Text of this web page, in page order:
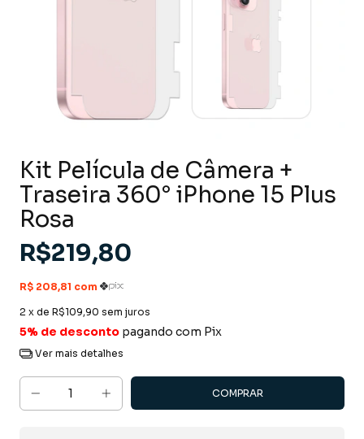
Kit Película de Câmera +
Traseira 360° iPhone 15 Plus
Rosa
R$219,80
2 x de R$109,90 sem juros
5% de desconto pagando com Pix
Ver mais detalhes